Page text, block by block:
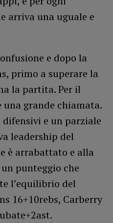
arriva una uguale e
e dopo la
primo a superare la
la partita. Per il
grande chiamata.
e un parziale
leadership del
è arrabattato e alla
punteggio che
l’equilibrio del
16+10rebs, Carberry